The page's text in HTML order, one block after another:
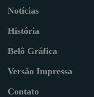
Notícias
História
Belô Gráfica
Versão Impressa
Contato